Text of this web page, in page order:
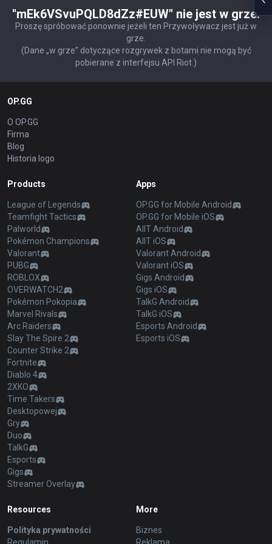
"mEk6VSvuPQLD8dZz#EUW" nie jest w grze.
Proszę spróbować ponownie jeżeli ten Przywoływacz jest już w
grze.
(Dane „w grze” dotyczące rozgrywek z botami nie mogą być
pobierane z interfejsu API Riot.)
OP.GG
O OP.GG
Firma
Blog
Historia logo
Products
League of Legends
Teamfight Tactics
Palworld
Pokémon Champions
Valorant
PUBG
ROBLOX
OVERWATCH2
Pokémon Pokopia
Marvel Rivals
Arc Raiders
Slay The Spire 2
Counter Strike 2
Fortnite
Diablo 4
2XKO
Time Takers
Desktopowej
Gry
Duo
TalkG
Esports
Gigs
Streamer Overlay
Apps
OP.GG for Mobile Android
OP.GG for Mobile iOS
AllT Android
AllT iOS
Valorant Android
Valorant iOS
Gigs Android
Gigs iOS
TalkG Android
TalkG iOS
Esports Android
Esports iOS
Resources
Polityka prywatności
More
Biznes